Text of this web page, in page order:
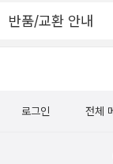
반품/교환 안내
로그인 전체